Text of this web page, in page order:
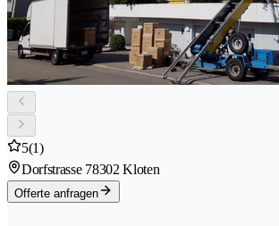
5(1)
Dorfstrasse 78302 Kloten
Offerte anfragen